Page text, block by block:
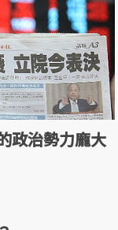
政治勢力龐大